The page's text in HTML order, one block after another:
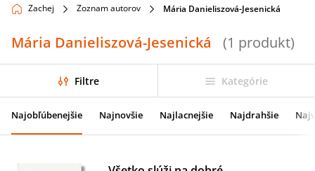
Zachej Zoznam autorov Mária Danieliszová-Jesenická
Mária Danieliszová-Jesenická (1 produkt)
Filtre Kategórie
Najobľúbenejšie Najnovšie Najlacnejšie Najdrahšie